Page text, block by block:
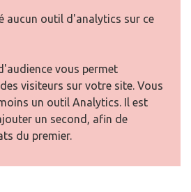
aucun outil d'analytics sur ce
vous permet
visiteurs sur votre site. Vous
un outil Analytics. Il est
un second, afin de
du premier.